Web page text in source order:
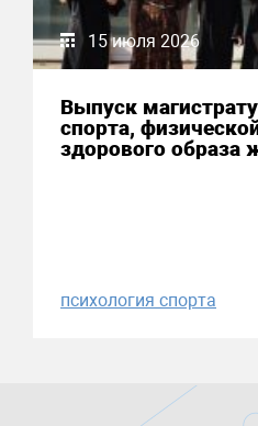
15 июля 2026
Выпуск
спорта,
здорового образа
психология спорта